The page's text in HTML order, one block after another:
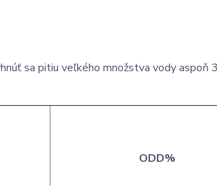
sa pitiu veľkého množstva vody aspoň
ODD%